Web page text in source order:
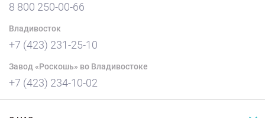
8 800 250-00-66
Владивосток
+7 (423) 231-25-10
Завод «Роскошь» во Владивостоке
+7 (423) 234-10-02